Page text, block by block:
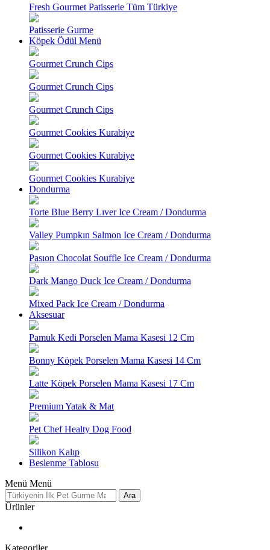
Fresh Gourmet Patisserie Tüm Türkiye
Patisserie Gurme
Köpek Ödül Menü
Gourmet Crunch Cips
Gourmet Crunch Cips
Gourmet Crunch Cips
Gourmet Cookies Kurabiye
Gourmet Cookies Kurabiye
Gourmet Cookies Kurabiye
Dondurma
Torte Blue Berry Lıver Ice Cream / Dondurma
Valley Pumpkın Salmon Ice Cream / Dondurma
Pasıon Chocolat Souffle Ice Cream / Dondurma
Dark Mango Duck Ice Cream / Dondurma
Mixed Pack Ice Cream / Dondurma
Aksesuar
Pamuk Kedi Porselen Mama Kasesi 12 Cm
Bonny Köpek Porselen Mama Kasesi 14 Cm
Latte Köpek Porselen Mama Kasesi 17 Cm
Premium Yatak & Mat
Pet Chef Healty Dog Food
Silikon Kalıp
Beslenme Tablosu
Menü Menü
Ara
Ürünler
Kategoriler